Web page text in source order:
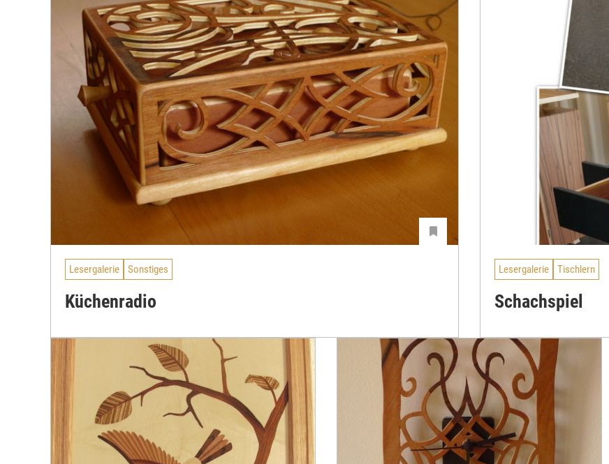
Lesergalerie Sonstiges
Küchenradio
Lesergalerie Tischlern
Schachspiel